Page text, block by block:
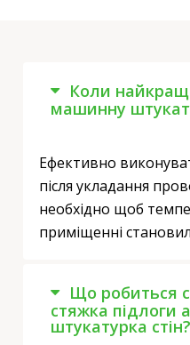
Коли
машинну
Ефективно
після укладання
необхідно щоб
приміщенні
Що робиться
стяжка підлоги
штукатурка стін?